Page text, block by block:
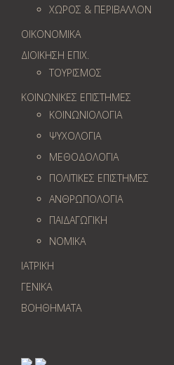
ΧΩΡΟΣ & ΠΕΡΙΒΑΛΛΟΝ
ΟΙΚΟΝΟΜΙΚΑ
ΔΙΟΙΚΗΣΗ ΕΠΙΧ.
ΤΟΥΡΙΣΜΟΣ
ΚΟΙΝΩΝΙΚΕΣ ΕΠΙΣΤΗΜΕΣ
ΚΟΙΝΩΝΙΟΛΟΓΙΑ
ΨΥΧΟΛΟΓΙΑ
ΜΕΘΟΔΟΛΟΓΙΑ
ΠΟΛΙΤΙΚΕΣ ΕΠΙΣΤΗΜΕΣ
ΑΝΘΡΩΠΟΛΟΓΙΑ
ΠΑΙΔΑΓΩΓΙΚΗ
ΝΟΜΙΚΑ
ΙΑΤΡΙΚΗ
ΓΕΝΙΚΑ
ΒΟΗΘΗΜΑΤΑ